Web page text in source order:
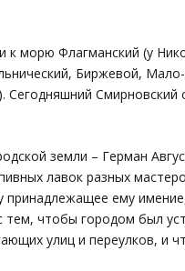
к морю Флагманский (у
Биржевой,
Сегодняшний Смирновский
земли – Герман
лавок разных
принадлежащее ему
чтобы городом был
улиц и переулков, и